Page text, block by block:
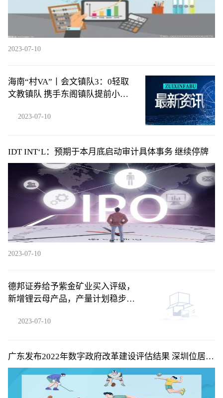
2023-07-10
海南“村VA”丨会文镇队3：0轻取
文教镇队 携手东阁镇队提前小组
2023-07-10
IDT INT‘L：预期于本月底启动审计具体事务 继续停牌
2023-07-10
德邦证券给予紫金矿业买入评级，
新增锂云母产品，产量计划稳步兑
2023-07-10
广东发布2022年数字政府改革建设评估结果 深圳位居省
内第一梯队